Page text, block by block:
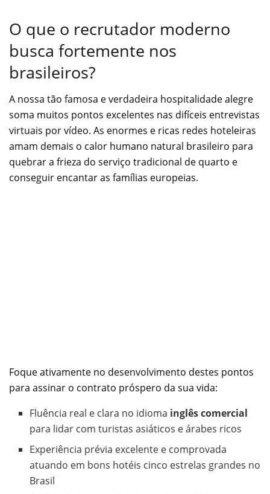
O que o recrutador moderno
busca fortemente nos
brasileiros?
A nossa tão famosa e verdadeira hospitalidade alegre
soma muitos pontos excelentes nas difíceis entrevistas
virtuais por vídeo. As enormes e ricas redes hoteleiras
amam demais o calor humano natural brasileiro para
quebrar a frieza do serviço tradicional de quarto e
conseguir encantar as famílias europeias.
Foque ativamente no desenvolvimento destes pontos
para assinar o contrato próspero da sua vida:
Fluência real e clara no idioma inglês comercial
para lidar com turistas asiáticos e árabes ricos
Experiência prévia excelente e comprovada
atuando em bons hotéis cinco estrelas grandes no
Brasil